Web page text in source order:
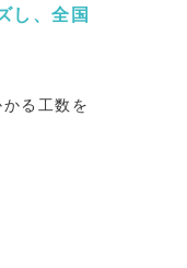
し、全国
る工数を